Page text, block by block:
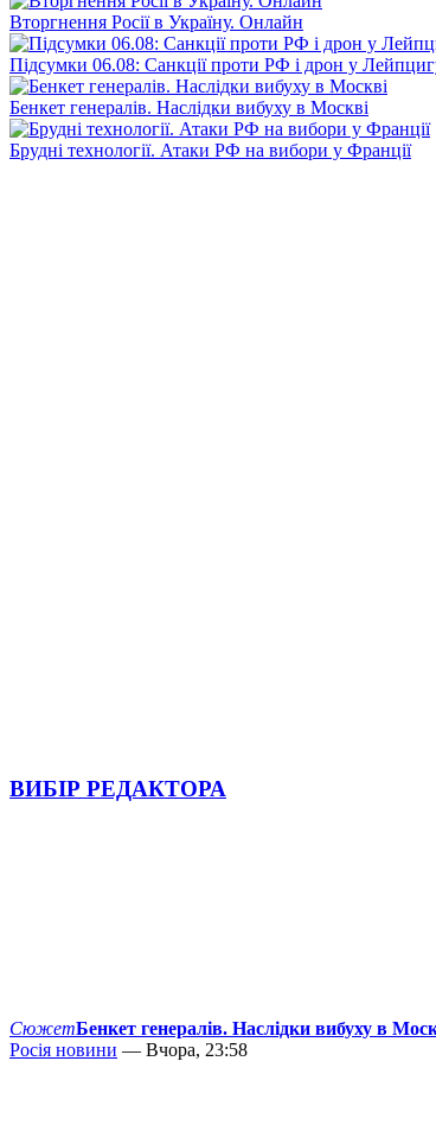
Вторгнення Росії в Україну. Онлайн
Підсумки 06.08: Санкції проти РФ і дрон у
Бенкет генералів. Наслідки вибуху в Москві
Брудні технології. Атаки РФ на вибори у Франції
ВИБІР РЕДАКТОРА
СюжетБенкет генералів. Наслідки вибуху в
Росія новини — Вчора, 23:58